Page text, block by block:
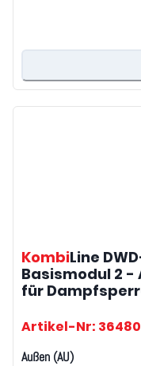
KombiLine
Basismodul 2
für
Artikel-Nr:
Außen (AU)